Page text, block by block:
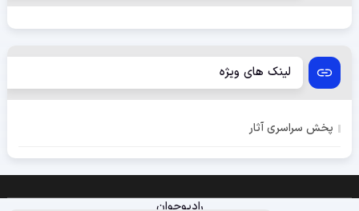
لینک های ویژه
پخش سراسری آثار
رادیوجوان